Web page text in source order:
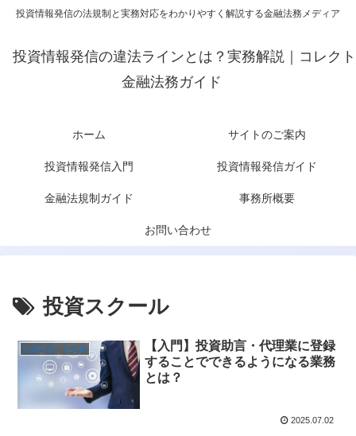
投資情報発信の法規制と実務対応をわかりやすく解説する金融法務メディア
投資情報発信の違法ラインとは？実務解説｜コレクト
金融法務ガイド
ホーム サイトのご案内
投資情報発信入門 投資情報発信ガイド
金融法規制ガイド 事務所概要
お問い合わせ
投資スクール
投資助言・代理業
【入門】投資助言・代理業に登録
することでできるようになる業務
とは？
2025.07.02